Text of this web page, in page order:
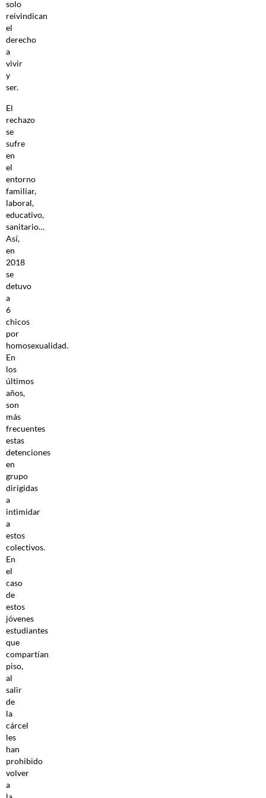
solo
reivindican
el
derecho
a
vivir
y
ser.
El
rechazo
se
sufre
en
el
entorno
familiar,
laboral,
educativo,
sanitario…
Así,
en
2018
se
detuvo
a
6
chicos
por
homosexualidad.
En
los
últimos
años,
son
más
frecuentes
estas
detenciones
en
grupo
dirigidas
a
intimidar
a
estos
colectivos.
En
el
caso
de
estos
jóvenes
estudiantes
que
compartían
piso,
al
salir
de
la
cárcel
les
han
prohibido
volver
a